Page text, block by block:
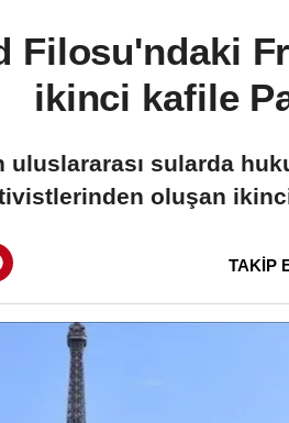
Filosu'ndaki
ikinci kafile
sularda
oluşan
TAKİP